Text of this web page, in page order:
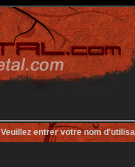
Veuillez entrer votre nom